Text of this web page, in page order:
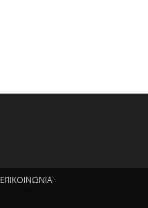
ΕΠΙΚΟΙΝΩΝΙΑ